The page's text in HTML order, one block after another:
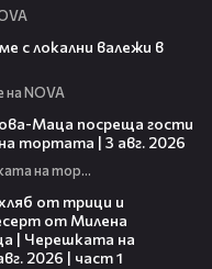
с локални валежи в
NOVA
Маца посреща гости
тортата | 3 авг. 2026
Черешката на тортата
от трици и
от Милена
| Черешката на
2026 | част 1